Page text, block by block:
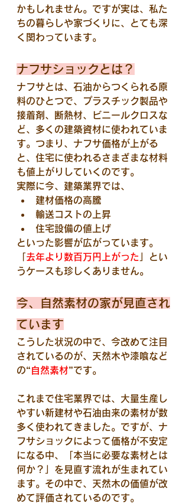
かもしれません。ですが実は、私た
ちの暮らしや家づくりに、とても深
く関わっています。
ナフサショックとは？
ナフサとは、石油からつくられる原
料のひとつで、プラスチック製品や
接着剤、断熱材、ビニールクロスな
ど、多くの建築資材に使われていま
す。つまり、ナフサ価格が上がる
と、住宅に使われるさまざまな材料
も値上がりしていくのです。
実際に今、建築業界では、
建材価格の高騰
輸送コストの上昇
住宅設備の値上げ
といった影響が広がっています。
去年より数百万円上がった
」とい
うケースも珍しくありません。
今、自然素材の家が見直され
ています
こうした状況の中で、今改めて注目
されているのが、 天然木や漆喰など
の“自然素材”です。
これまで住宅業界では、大量生産し
やすい新建材や石油由来の素材が数
多く使われてきました。ですが、ナ
フサショックによって価格が不安定
になる中、「本当に必要な素材とは
何か？」を見直す流れが生まれてい
ます。その中で、天然木の価値が改
めて評価されているのです。